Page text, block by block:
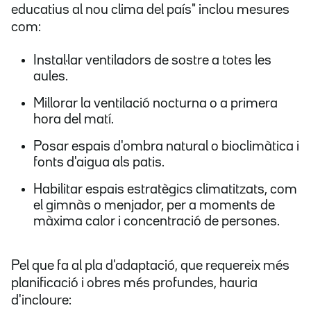
educatius al nou clima del país" inclou mesures
com:
Instal·lar ventiladors de sostre a totes les
aules.
Millorar la ventilació nocturna o a primera
hora del matí.
Posar espais d'ombra natural o bioclimàtica i
fonts d'aigua als patis.
Habilitar espais estratègics climatitzats, com
el gimnàs o menjador, per a moments de
màxima calor i concentració de persones.
Pel que fa al pla d'adaptació, que requereix més
planificació i obres més profundes, hauria
d'incloure: